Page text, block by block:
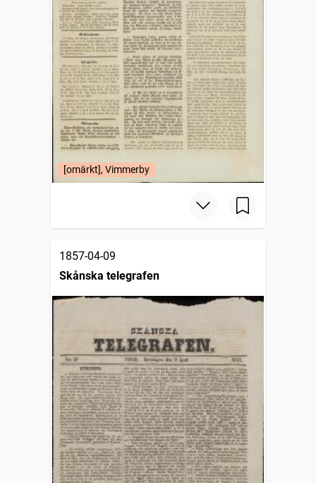
[omärkt], Vimmerby
1857-04-09
Skånska telegrafen